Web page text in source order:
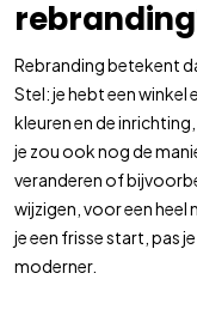
Rebranding betekent
Stel: je hebt een winkel
kleuren en de
je zou ook nog de
veranderen of
wijzigen, voor een heel
je een frisse start, pas
moderner.